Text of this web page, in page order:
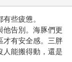
些疲憊。
他告別。海豚們更
才有安全感。三胖
人能搬得動，還是